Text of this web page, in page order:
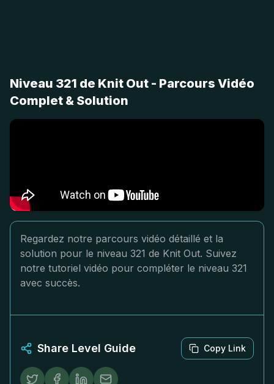
Niveau 321 de Knit Out - Parcours Vidéo
Complet & Solution
Regardez notre parcours vidéo détaillé et la
solution pour le niveau 321 de Knit Out. Suivez
notre tutoriel vidéo pour compléter le niveau 321
avec succès.
Share Level Guide Copy Link